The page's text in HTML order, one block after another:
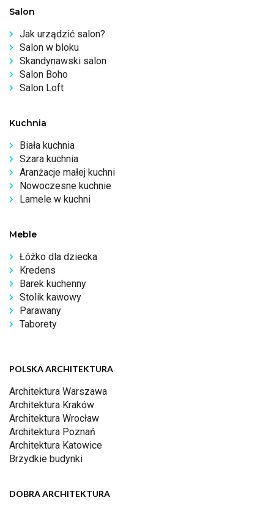
Salon
Jak urządzić salon?
Salon w bloku
Skandynawski salon
Salon Boho
Salon Loft
Kuchnia
Biała kuchnia
Szara kuchnia
Aranżacje małej kuchni
Nowoczesne kuchnie
Lamele w kuchni
Meble
Łóżko dla dziecka
Kredens
Barek kuchenny
Stolik kawowy
Parawany
Taborety
POLSKA ARCHITEKTURA
Architektura Warszawa
Architektura Kraków
Architektura Wrocław
Architektura Poznań
Architektura Katowice
Brzydkie budynki
DOBRA ARCHITEKTURA